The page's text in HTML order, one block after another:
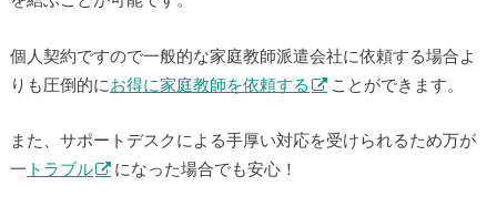
個人契約ですので一般的な家庭教師派遣会社に依頼する場合よ
りも圧倒的に お得に家庭教師を依頼する ことができます。
また、サポートデスクによる手厚い対応を受けられるため万が
一 トラブル になった場合でも安心！